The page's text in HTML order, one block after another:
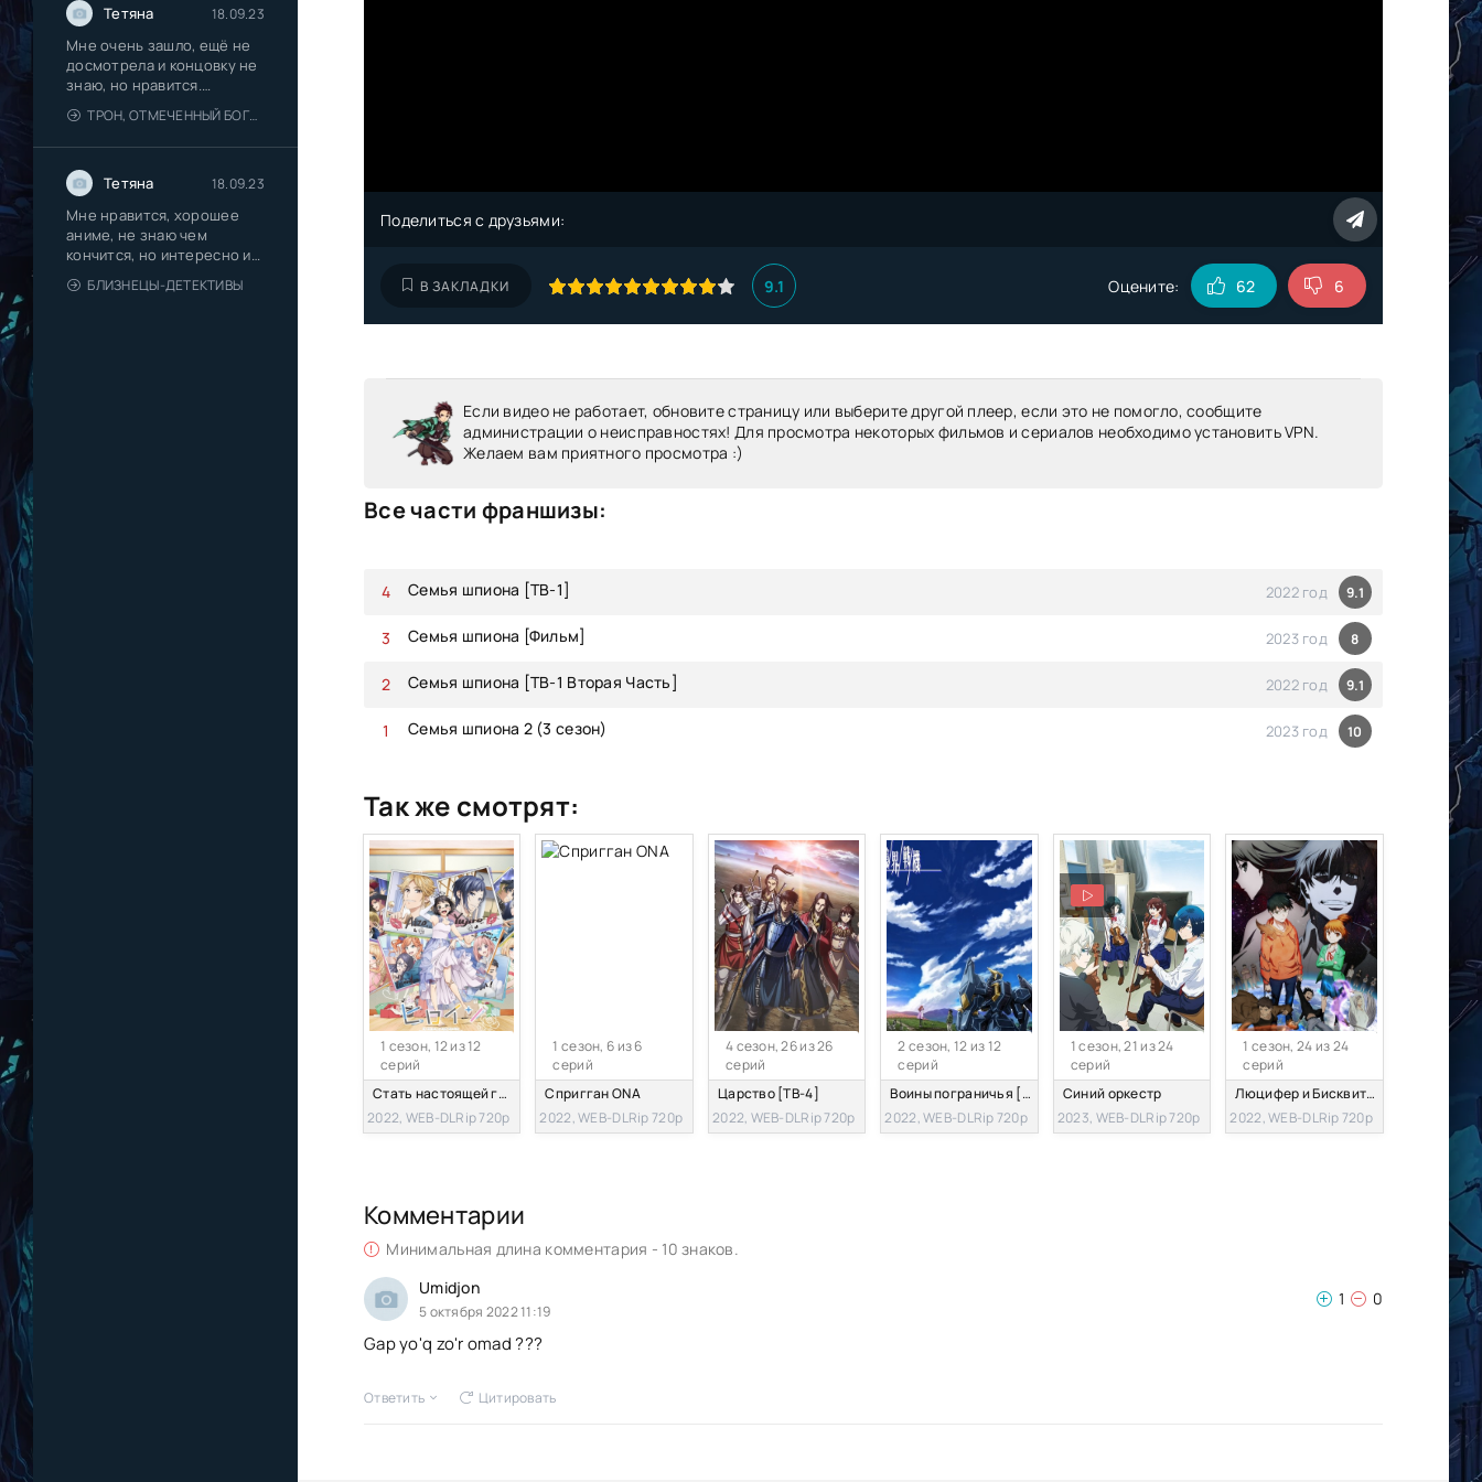
Тетяна 18.09.23
Мне очень зашло, ещё не
досмотрела и концовку не
знаю, но нравится.
Романтика
ТРОН, ОТМЕЧЕННЫЙ БОГОМ 2 СЕЗОН
Тетяна 18.09.23
Мне нравится, хорошее
аниме, не знаю чем
кончится, но интересно и
красиво
БЛИЗНЕЦЫ-ДЕТЕКТИВЫ
Поделиться с друзьями:
В ЗАКЛАДКИ 9.1 Оцените: 62 6
Если видео не работает, обновите страницу или выберите другой плеер, если это не помогло, сообщите
администрации о неисправностях! Для просмотра некоторых фильмов и сериалов необходимо установить VPN.
Желаем вам приятного просмотра :)
Все части франшизы:
Семья шпиона 2 (3 сезон) 2023 год 10
Семья шпиона [ТВ-1 Вторая Часть] 2022 год 9.1
Семья шпиона [Фильм] 2023 год 8
Семья шпиона [ТВ-1] 2022 год 9.1
Так же смотрят:
1 сезон, 12 из 12
серий
Стать настоящей героиней! Непопулярная героиня и секретное задание
2022, WEB-DLRip 720p
1 сезон, 6 из 6
серий
Спригган ONA
2022, WEB-DLRip 720p
4 сезон, 26 из 26
серий
Царство [ТВ-4]
2022, WEB-DLRip 720p
2 сезон, 12 из 12
серий
Воины пограничья [ТВ-2]
2022, WEB-DLRip 720p
1 сезон, 21 из 24
серий
Синий оркестр
2023, WEB-DLRip 720p
1 сезон, 24 из 24
серий
Люцифер и Бисквитный Молот
2022, WEB-DLRip 720p
Комментарии
Минимальная длина комментария - 10 знаков.
Umidjon
5 октября 2022 11:19
1 0
Gap yo'q zo'r omad ???
Ответить Цитировать